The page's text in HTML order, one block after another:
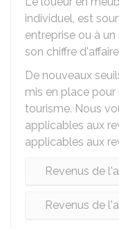
individuel, est
entreprise ou à
son chiffre
De nouveaux
mis en place
tourisme. Nous
applicables aux
applicables aux
Revenus de
Revenus de